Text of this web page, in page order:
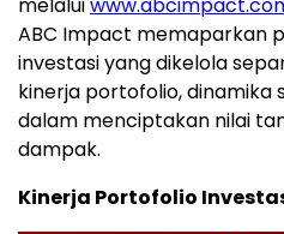
ABC Impact memaparkan
investasi yang dikelola
kinerja portofolio,
dalam menciptakan nilai
dampak.
Kinerja Portofolio